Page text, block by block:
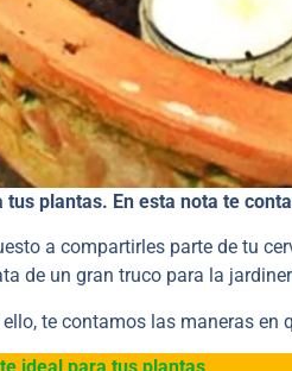
plantas. En esta nota te
a compartirles parte de tu
de un gran truco para la
te contamos las maneras en